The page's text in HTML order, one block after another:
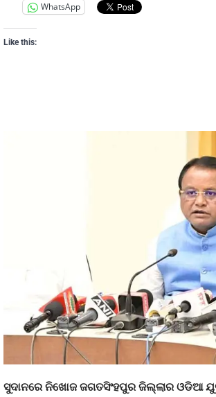
WhatsApp
Like this:
ସୁଦାନରେ ନିଖୋଜ ଜଗତସିଂହପୁର ଜିଲ୍ଲାର ଓଡିଆ